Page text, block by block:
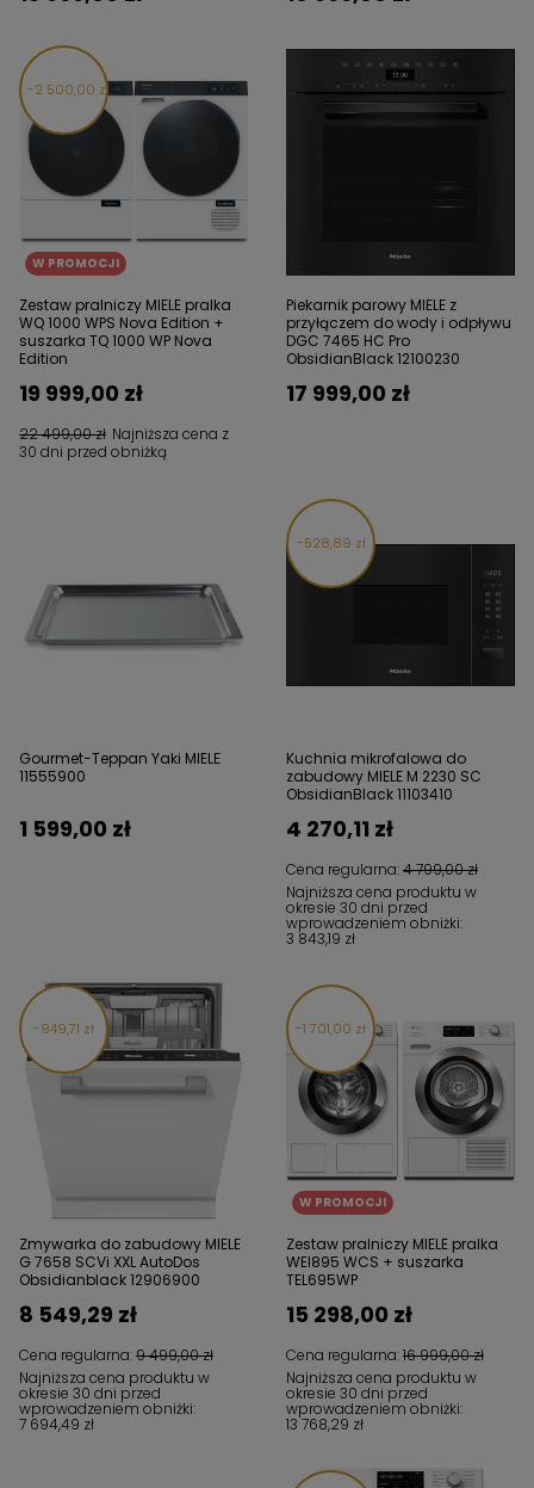
2 500,00 zł
W PROMOCJI
Zestaw pralniczy MIELE pralka
WQ 1000 WPS Nova Edition +
suszarka TQ 1000 WP Nova
Edition
22 499,00 zł Najniższa cena z
30 dni przed obniżką
19 999,00 zł
Piekarnik parowy MIELE z
przyłączem do wody i odpływu
DGC 7465 HC Pro
ObsidianBlack 12100230
17 999,00 zł
Gourmet-Teppan Yaki MIELE
11555900
1 599,00 zł
528,89 zł
Kuchnia mikrofalowa do
zabudowy MIELE M 2230 SC
ObsidianBlack 11103410
Cena regularna:4 799,00 zł
4 270,11 zł
Najniższa cena produktu w
okresie 30 dni przed
wprowadzeniem obniżki:
3 843,19 zł
949,71 zł
Zmywarka do zabudowy MIELE
G 7658 SCVi XXL AutoDos
Obsidianblack 12906900
Cena regularna:9 499,00 zł
8 549,29 zł
Najniższa cena produktu w
okresie 30 dni przed
wprowadzeniem obniżki:
7 694,49 zł
1 701,00 zł
W PROMOCJI
Zestaw pralniczy MIELE pralka
WEI895 WCS + suszarka
TEL695WP
Cena regularna:16 999,00 zł
15 298,00 zł
Najniższa cena produktu w
okresie 30 dni przed
wprowadzeniem obniżki:
13 768,29 zł